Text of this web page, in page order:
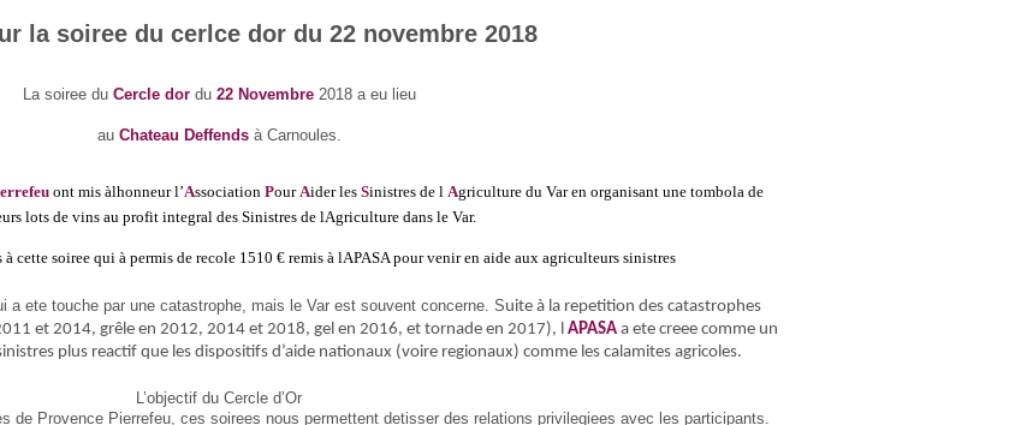
la soiree du cerlce dor du 22 novembre 2018
La soiree du Cercle dordu 22 Novembre2018 a eu lieu
au Chateau Deffends à Carnoules.
ont mis àlhonneur l’Association Pour Aider les Sinistres de l Agriculture du Var en organisant une tombola de
lots de vins au profit integral des Sinistres de lAgriculture dans le Var.
à cette soiree qui à permis de recole 1510 € remis à lAPASA pour venir en aide aux agriculteurs sinistres
a ete touche par une catastrophe, mais le Var est souvent concerne. Suite à la repetition des catastrophes
et 2014, grêle en 2012, 2014 et 2018, gel en 2016, et tornade en 2017), l APASAa ete creee comme un
plus reactif que les dispositifs d’aide nationaux (voire regionaux) comme les calamites agricoles.
L’objectif du Cercle d’Or
de Provence Pierrefeu, ces soirees nous permettent detisser des relations privilegiees avec les participants.